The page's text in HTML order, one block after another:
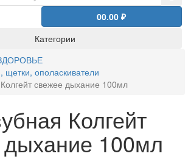
00.00 ₽
Категории
щетки, ополаскиватели
свежее дыхание 100мл
Колгейт
100мл